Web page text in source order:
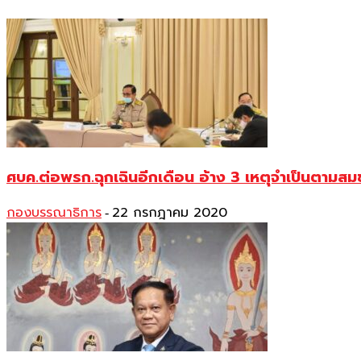
ศบค.ต่อพรก.ฉุกเฉินอีกเดือน อ้าง 3 เหตุจำเป็นตามส
กองบรรณาธิการ - 22 กรกฎาคม 2020